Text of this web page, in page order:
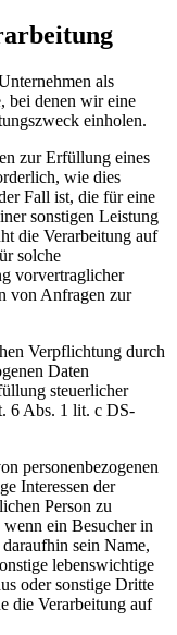
als
bei denen wir eine
einholen.
zur Erfüllung eines
wie dies
Fall ist, die für eine
sonstigen Leistung
die Verarbeitung auf
solche
vorvertraglicher
von Anfragen zur
Verpflichtung durch
Daten
steuerlicher
6 Abs. 1 lit. c DS-
personenbezogenen
Interessen der
Person zu
ein Besucher in
sein Name,
lebenswichtige
oder sonstige Dritte
die Verarbeitung auf